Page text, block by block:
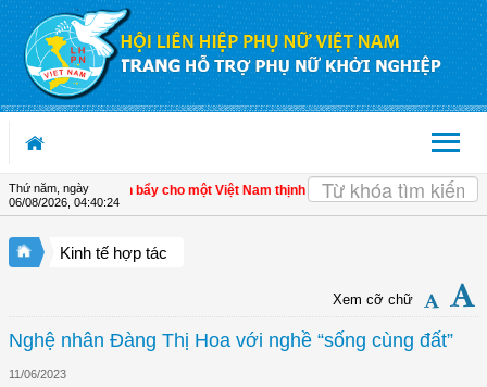
Truy cập nội dung luôn
Thứ năm, ngày
06/08/2026 04:40:24
tế tư nhân - Đòn bẩy cho một Việt Nam thịnh vượng | Hội LHPN tỉnh Kiên
Kinh tế hợp tác
Xem cỡ chữ
Nghệ nhân Đàng Thị Hoa với nghề “sống cùng đất”
11/06/2023